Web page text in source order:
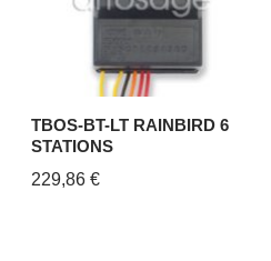
TBOS-BT-LT RAINBIRD 6
STATIONS
229,86€